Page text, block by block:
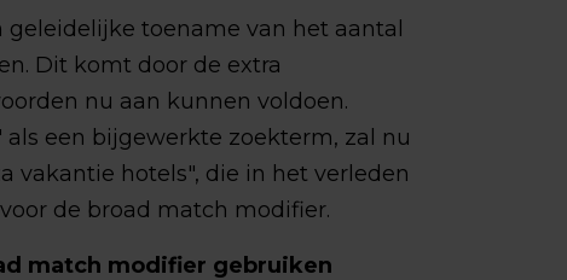
toename van het aantal
Dit komt door de extra
nu aan kunnen voldoen.
een bijgewerkte zoekterm, zal nu
vakantie hotels", die in het verleden
de broad match modifier.
match modifier gebruiken